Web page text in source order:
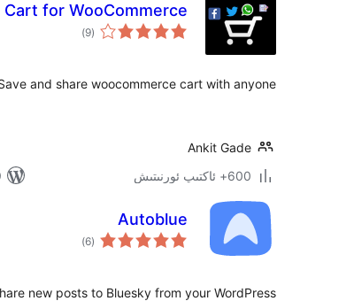
Cart for WooCommerce
(9 ئومۇمىي
دەرىجە)
and share woocommerce cart with anyone
Ankit Gade
600+ ئاكتىپ ئورنىتىش
Autoblue
(6 ئومۇمىي
دەرىجە
)
new posts to Bluesky from your WordPress